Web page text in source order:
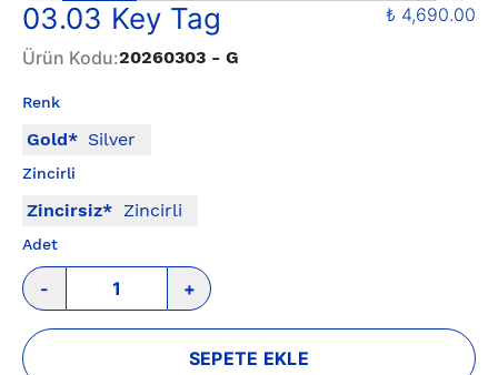
03.03 Key Tag
₺ 4,690.00
Ürün Kodu:20260303 - G
Renk
Gold* Silver
Zincirli
Zincirsiz* Zincirli
Adet
- +
SEPETE EKLE